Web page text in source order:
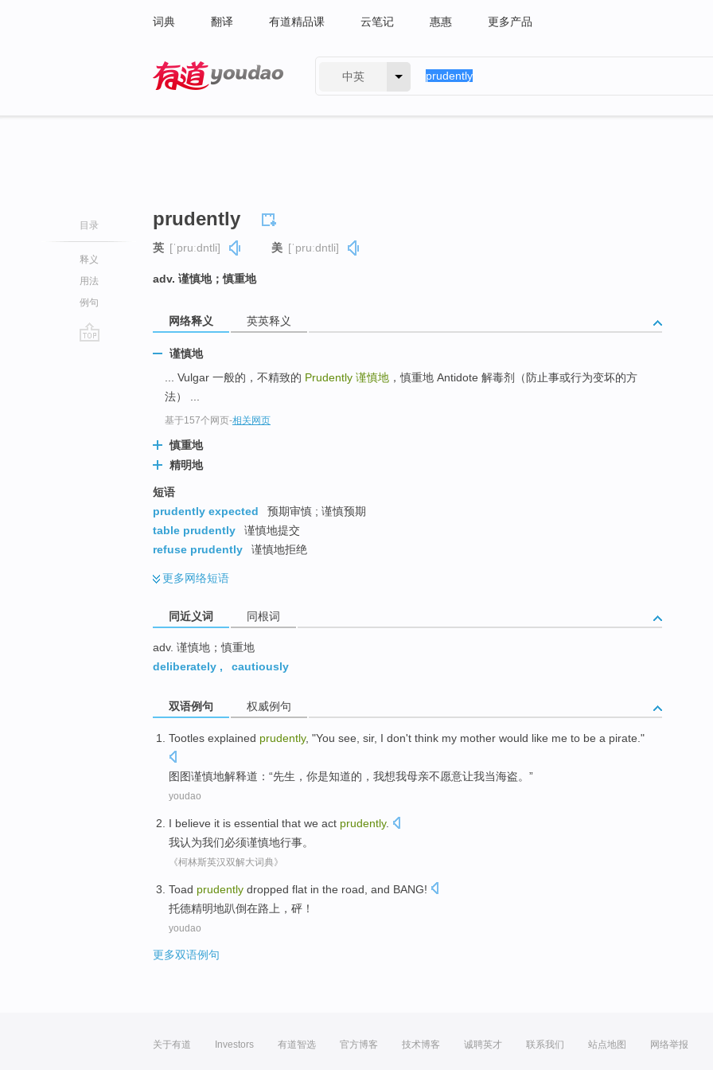
词典 翻译 有道精品课 云笔记 惠惠 更多产品
中英
目录
释义
用法
例句
prudently
英 [ˈpruːdntli] 美 [ˈpruːdntli]
adv. 谨慎地；慎重地
网络释义 英英释义
谨慎地
... Vulgar 一般的，不精致的 Prudently 谨慎地 ，慎重地 Antidote 解毒剂（防止事或行为变坏的方
法） ...
基于157个网页-相关网页
慎重地
精明地
短语
prudently expected
预期审慎 ; 谨慎预期
table prudently
谨慎地提交
refuse prudently
谨慎地拒绝
更多网络短语
同近义词 同根词
adv. 谨慎地；慎重地
deliberately , cautiously
双语例句 权威例句
Tootles explained prudently, "You see sir, I don't think my mother would like me to be a pirate ."
图图谨慎地解释道 ：“先生 ， 你是知道的， 我想我母亲不愿意让我当海盗。”
youdao
I believe it is essential that we act prudently.
我认为我们必须谨慎地行事。
《柯林斯英汉双解大词典》
Toad prudently dropped flat in the road , and BANG!
托德精明地趴倒在路上 ， 砰 ！
youdao
更多双语例句
关于有道 Investors 有道智选 官方博客 技术博客 诚聘英才 联系我们 站点地图 网络举报